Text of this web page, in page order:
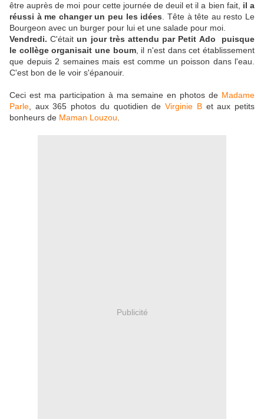
être auprès de moi pour cette journée de deuil et il a bien fait, il a
réussi à me changer un peu les idées . Tête à tête au resto Le
Bourgeon avec un burger pour lui et une salade pour moi.
Vendredi. C'étaitun jour très attendu par Petit Ado puisque
le collège organisait une boum, il n'est dans cet établissement
que depuis 2 semaines mais est comme un poisson dans l'eau.
C'est bon de le voir s'épanouir.
Ceci est ma participation à ma semaine en photos de Madame
Parle , aux 365 photos du quotidien deVirginie Bet aux petits
bonheurs de Maman Louzou
Publicité